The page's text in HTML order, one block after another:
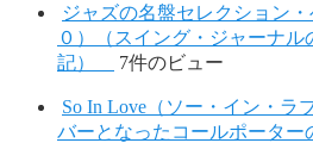
ジャズの名盤セレクション
０）（スイング・ジャーナ
記）
7件のビュー
So In Love（ソー・イン・ラ
バーとなったコールポーター